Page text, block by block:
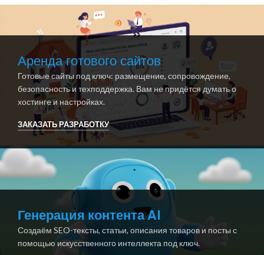
Аренда готового сайтов
Готовые сайты под ключ: размещение, сопровождение,
безопасность и техподдержка. Вам не придётся думать о
хостинге и настройках.
ЗАКАЗАТЬ РАЗРАБОТКУ
Генерация контента AI
Создаём SEO-тексты, статьи, описания товаров и посты с
помощью искусственного интеллекта под ключ.